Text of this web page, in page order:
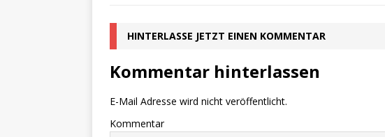
HINTERLASSE JETZT EINEN KOMMENTAR
Kommentar hinterlassen
E-Mail Adresse wird nicht veröffentlicht.
Kommentar